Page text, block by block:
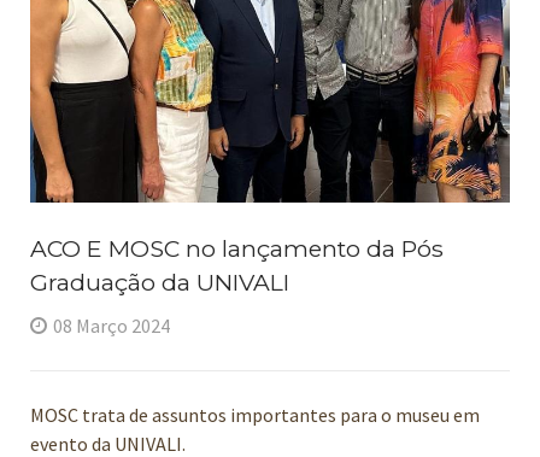
ACO E MOSC no lançamento da Pós
Graduação da UNIVALI
08 Março 2024
MOSC trata de assuntos importantes para o museu em
evento da UNIVALI.